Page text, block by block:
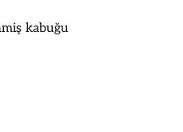
kabuğu